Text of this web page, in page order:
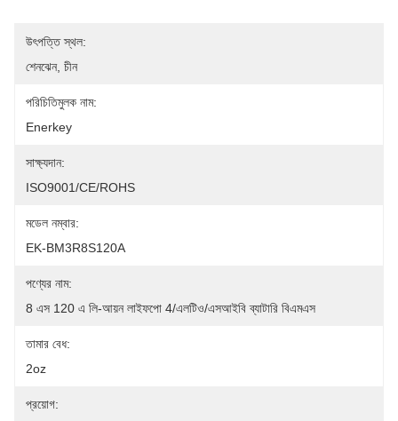
উৎপত্তি স্থল:
শেনঝেন, চীন
পরিচিতিমুলক নাম:
Enerkey
সাক্ষ্যদান:
ISO9001/CE/ROHS
মডেল নম্বার:
EK-BM3R8S120A
পণ্যের নাম:
8 এস 120 এ লি-আয়ন লাইফপো 4/এলটিও/এসআইবি ব্যাটারি বিএমএস
তামার বেধ:
2oz
প্রয়োগ: